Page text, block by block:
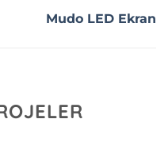
Mudo LED Ekran